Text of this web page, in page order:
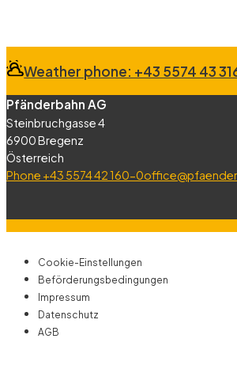
Weather phone: +43 5574 43
Pfänderbahn AG
Steinbruchgasse 4
6900 Bregenz
Österreich
Phone +43 5574 42 160-0
Cookie-Einstellungen
Beförderungsbedingungen
Impressum
Datenschutz
AGB